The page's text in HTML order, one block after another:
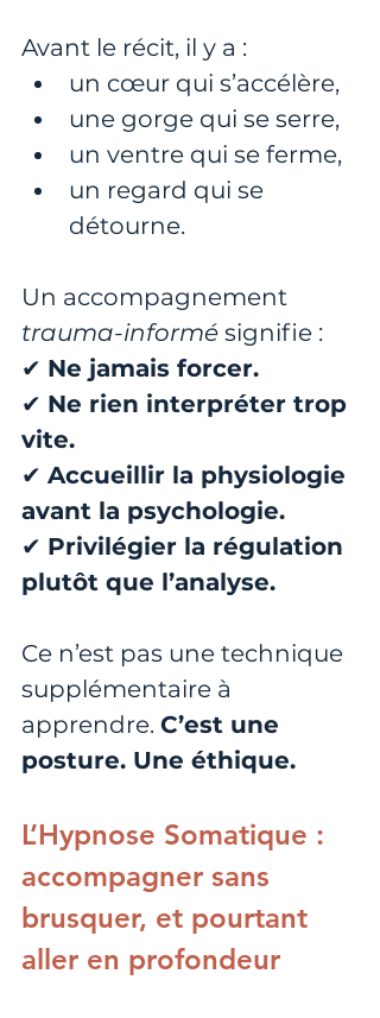
Avant le récit, il y a :
un cœur qui s’accélère,
une gorge qui se serre,
un ventre qui se ferme,
un regard qui se
détourne.
Un accompagnement
trauma-informé signifie :
✔ Ne jamais forcer.
✔ Ne rien interpréter trop
vite.
✔ Accueillir la physiologie
avant la psychologie.
✔ Privilégier la régulation
plutôt que l’analyse.
Ce n’est pas une technique
supplémentaire à
apprendre. C’est une
posture. Une éthique.
L’Hypnose Somatique :
accompagner sans
brusquer, et pourtant
aller en profondeur